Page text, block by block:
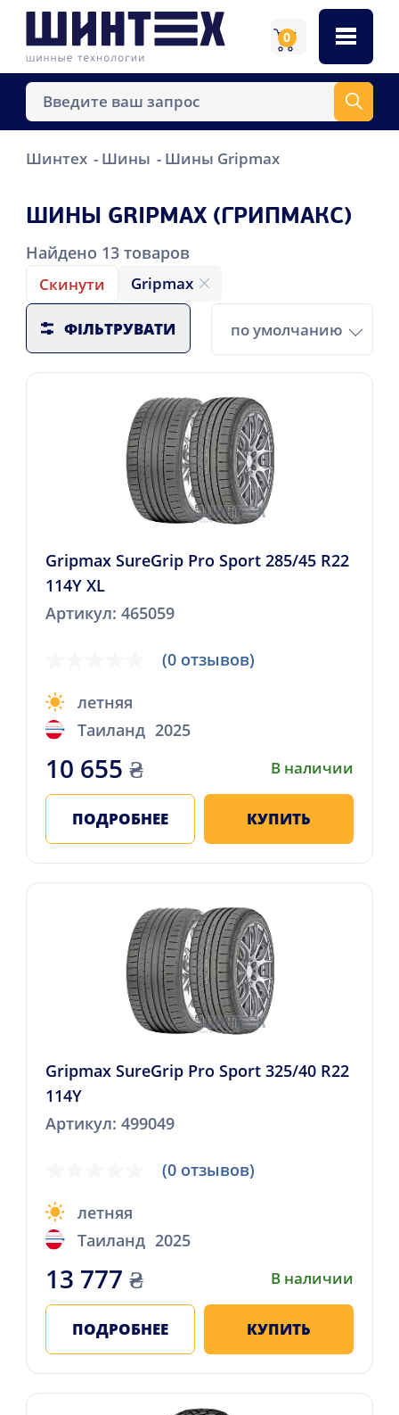
0
Шинтех Шины Шины Gripmax
ШИНЫ GRIPMAX (ГРИПМАКС)
Найдено 13товаров
Скинути Gripmax
ФІЛЬТРУВАТИ по умолчанию
Gripmax SureGrip Pro Sport 285/45 R22
114Y XL
Артикул: 465059
(0 отзывов)
летняя
Таиланд 2025
10 655 ₴ В наличии
ПОДРОБНЕЕ КУПИТЬ
Gripmax SureGrip Pro Sport 325/40 R22
114Y
Артикул: 499049
(0 отзывов)
летняя
Таиланд 2025
13 777 ₴ В наличии
ПОДРОБНЕЕ КУПИТЬ